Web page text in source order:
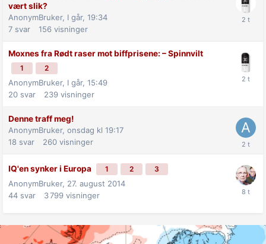
vært slik?
AnonymBruker, I går, 19:34
7 svar 156 visninger
Moxnes fra Rødt raser mot biff­prisene: –⁠ Spinnvilt
1 2
AnonymBruker, I går, 15:49
20 svar 239 visninger
Denne traff meg!
AnonymBruker, onsdag kl 19:17
18 svar 260 visninger
IQ'en synker i Europa 1 2 3
AnonymBruker, 27. august 2014
44 svar 3 799 visninger